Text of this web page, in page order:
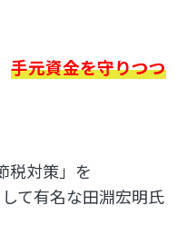
手元資金を守りつつ
税対策」を
て有名な田淵宏明氏